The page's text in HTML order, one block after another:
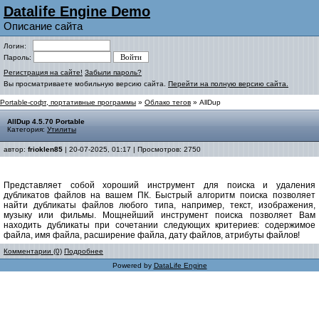
Datalife Engine Demo
Описание сайта
Логин:
Пароль:
Регистрация на сайте! Забыли пароль?
Вы просматриваете мобильную версию сайта. Перейти на полную версию сайта.
Portable-софт, портативные программы » Облако тегов » AllDup
AllDup 4.5.70 Portable
Категория: Утилиты
автор: frioklen85 | 20-07-2025, 01:17 | Просмотров: 2750
Представляет собой хороший инструмент для поиска и удаления
дубликатов файлов на вашем ПК. Быстрый алгоритм поиска позволяет
найти дубликаты файлов любого типа, например, текст, изображения,
музыку или фильмы. Мощнейший инструмент поиска позволяет Вам
находить дубликаты при сочетании следующих критериев: содержимое
файла, имя файла, расширение файла, дату файлов, атрибуты файлов!
Комментарии (0) Подробнее
Powered by DataLife Engine